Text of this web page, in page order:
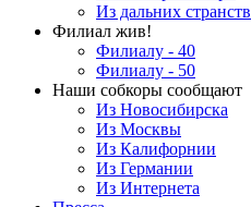
Из дальних
Филиал жив!
Филиалу - 40
Филиалу - 50
Наши собкоры сообщают
Из Новосибирска
Из Москвы
Из Калифорнии
Из Германии
Из Интернета